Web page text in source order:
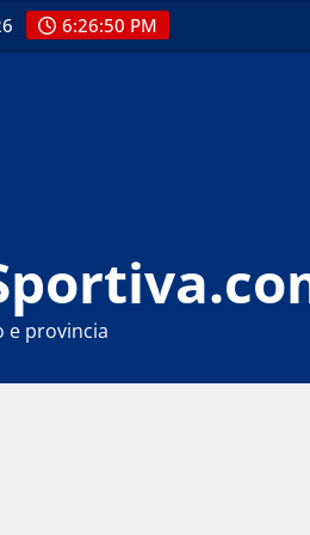
6:26:51 PM
e provincia